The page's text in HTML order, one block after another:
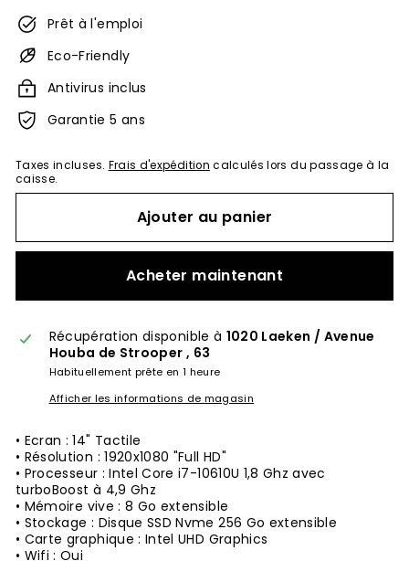
Prêt à l'emploi
Eco-Friendly
Antivirus inclus
Garantie 5 ans
Taxes incluses. Frais d'expédition calculés lors du passage à la
caisse.
Ajouter au panier
Acheter maintenant
Récupération disponible à 1020 Laeken / Avenue
Houba de Strooper , 63
Habituellement prête en 1 heure
Afficher les informations de magasin
• Ecran : 14" Tactile
• Résolution : 1920x1080 "Full HD"
• Processeur : Intel Corei7-10610U 1,8 Ghz avec
turboBoost à 4,9 Ghz
• Mémoire vive : 8 Go extensible
• Stockage : Disque SSD Nvme 256 Go extensible
• Carte graphique : Intel UHD Graphics
• Wifi : Oui